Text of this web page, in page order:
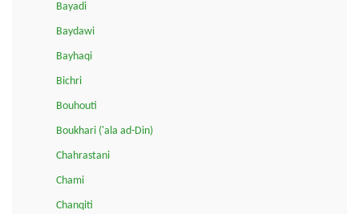
Bayadi
Baydawi
Bayhaqi
Bichri
Bouhouti
Boukhari ('ala ad-Din)
Chahrastani
Chami
Chanqiti